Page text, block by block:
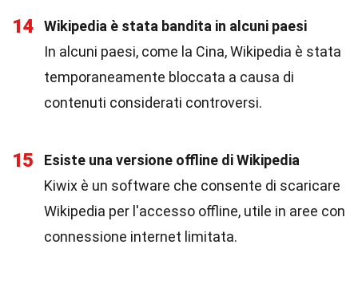
14
Wikipedia è stata bandita in alcuni paesi
In alcuni paesi, come la Cina, Wikipedia è stata
temporaneamente bloccata a causa di
contenuti considerati controversi.
15
Esiste una versione offline di Wikipedia
Kiwix è un software che consente di scaricare
Wikipedia per l'accesso offline, utile in aree con
connessione internet limitata.